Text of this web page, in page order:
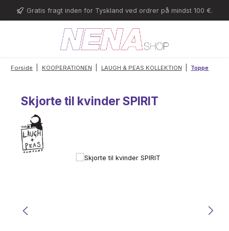
Gå til hovedindhold
Gratis fragt inden for Tyskland ved ordrer på mindst 100 €.
Forside KOOPERATIONEN LAUGH & PEAS KOLLEKTION Toppe
Skjorte til kvinder SPIRIT
Spring over billedgalleri